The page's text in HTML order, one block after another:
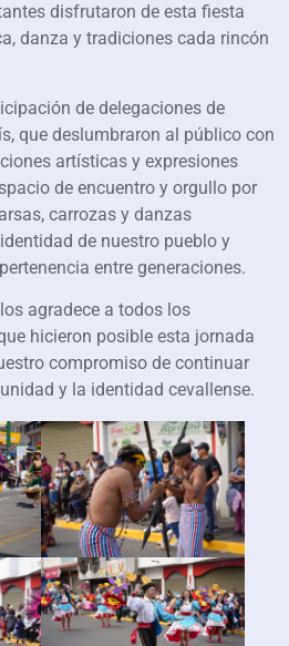
disfrutaron de esta fiesta
danza y tradiciones cada rincón
de delegaciones de
que deslumbraron al público con
artísticas y expresiones
de encuentro y orgullo por
carrozas y danzas
de nuestro pueblo y
entre generaciones.
agradece a todos los
hicieron posible esta jornada
compromiso de continuar
y la identidad cevallense.